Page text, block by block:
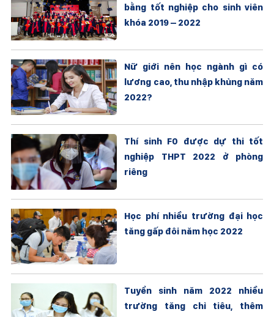
bằng tốt nghiệp cho sinh viên
khóa 2019 – 2022
Nữ giới nên học ngành gì có
lương cao, thu nhập khủng năm
2022?
Thí sinh F0 được dự thi tốt
nghiệp THPT 2022 ở phòng
riêng
Học phí nhiều trường đại học
tăng gấp đôi năm học 2022
Tuyển sinh năm 2022 nhiều
trường tăng chỉ tiêu, thêm